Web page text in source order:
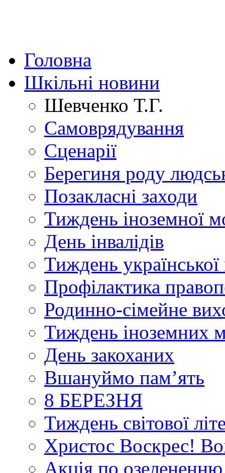
Головна
Шкільні новини
Шевченко Т.Г.
Самоврядування
Сценарії
Берегиня роду
Позакласні заходи
Тиждень іноземної
День інвалідів
Тиждень
Профілактика
Родинно-сімейне
Тиждень іноземних
День закоханих
Вшануймо пам’ять
8 БЕРЕЗНЯ
Тиждень світової
Христос Воскрес!
Акція по озелененню